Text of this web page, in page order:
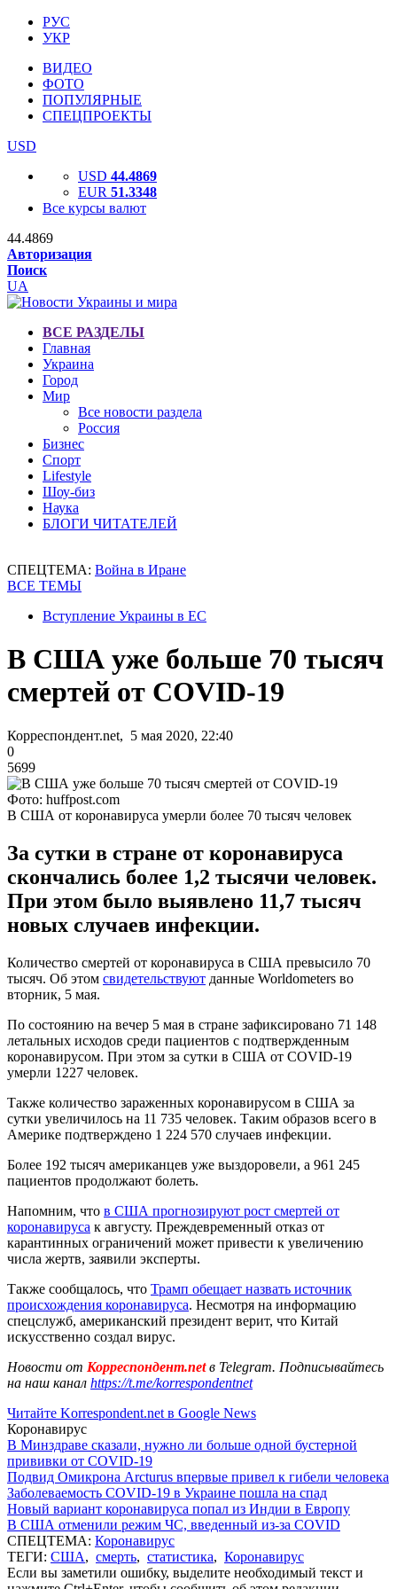
РУС
УКР
ВИДЕО
ФОТО
ПОПУЛЯРНЫЕ
СПЕЦПРОЕКТЫ
USD
USD 44.4869
EUR 51.3348
Все курсы валют
44.4869
Авторизация
Поиск
UA
ВСЕ РАЗДЕЛЫ
Главная
Украина
Город
Мир
Все новости раздела
Россия
Бизнес
Спорт
Lifestyle
Шоу-биз
Наука
БЛОГИ ЧИТАТЕЛЕЙ
СПЕЦТЕМА: Война в Иране
ВСЕ ТЕМЫ
Вступление Украины в ЕС
В США уже больше 70 тысяч
смертей от COVID-19
Корреспондент.net, 5 мая 2020, 22:40
0
5699
Фото: huffpost.com
В США от коронавируса умерли более 70 тысяч человек
За сутки в стране от коронавируса
скончались более 1,2 тысячи человек.
При этом было выявлено 11,7 тысяч
новых случаев инфекции.
Количество смертей от коронавируса в США превысило 70
тысяч. Об этом свидетельствуют данные Worldometers во
вторник, 5 мая.
По состоянию на вечер 5 мая в стране зафиксировано 71 148
летальных исходов среди пациентов с подтвержденным
коронавирусом. При этом за сутки в США от COVID-19
умерли 1227 человек.
Также количество зараженных коронавирусом в США за
сутки увеличилось на 11 735 человек. Таким образов всего в
Америке подтверждено 1 224 570 случаев инфекции.
Более 192 тысяч американцев уже выздоровели, а 961 245
пациентов продолжают болеть.
Напомним, что в США прогнозируют рост смертей от
коронавируса к августу. Преждевременный отказ от
карантинных ограничений может привести к увеличению
числа жертв, заявили эксперты.
Также сообщалось, что Трамп обещает назвать источник
происхождения коронавируса. Несмотря на информацию
спецслужб, американский президент верит, что Китай
искусственно создал вирус.
Новости от Корреспондент.netв Telegram. Подписывайтесь
на наш канал https://t.me/korrespondentnet
Читайте Korrespondent.net в Google News
Коронавирус
В Минздраве сказали, нужно ли больше одной бустерной
прививки от COVID-19
Подвид Омикрона Arcturus впервые привел к гибели человека
Заболеваемость COVID-19 в Украине пошла на спад
Новый вариант коронавируса попал из Индии в Европу
В США отменили режим ЧС, введенный из-за COVID
СПЕЦТЕМА: Коронавирус
ТЕГИ: США, смерть, статистика, Коронавирус
Если вы заметили ошибку, выделите необходимый текст и